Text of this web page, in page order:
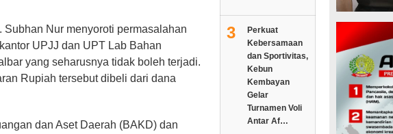
Nur menyoroti permasalahan
UPJJ dan UPT Lab Bahan
yang seharusnya tidak boleh terjadi.
Rupiah tersebut dibeli dari dana
dan Aset Daerah (BAKD) dan
3
Perkuat
Kebersamaan
dan Sportivitas,
Kebun
Kembayan
Gelar
Turnamen Voli
Antar Af…